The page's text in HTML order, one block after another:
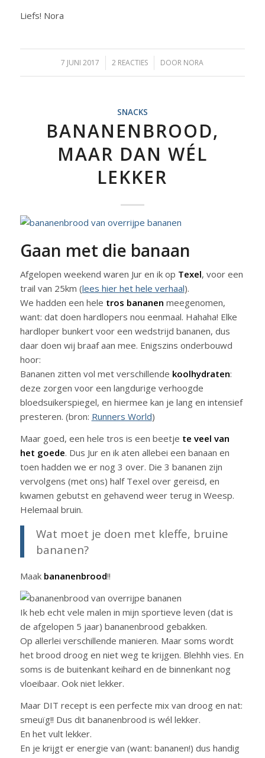
Liefs! Nora
7 JUNI 2017
/ 2 REACTIES
/ DOOR NORA
SNACKS
BANANENBROOD,
MAAR DAN WÉL
LEKKER
Gaan met die banaan
Afgelopen weekend waren Jur en ik op Texel, voor een
trail van 25km (lees hier het hele verhaal).
We hadden een hele tros bananen meegenomen,
want: dat doen hardlopers nou eenmaal. Hahaha! Elke
hardloper bunkert voor een wedstrijd bananen, dus
daar doen wij braaf aan mee. Enigszins onderbouwd
hoor:
Bananen zitten vol met verschillende koolhydraten:
deze zorgen voor een langdurige verhoogde
bloedsuikerspiegel, en hiermee kan je lang en intensief
presteren. (bron: Runners World)
Maar goed, een hele tros is een beetje te veel van
het goede. Dus Jur en ik aten allebei een banaan en
toen hadden we er nog 3 over. Die 3 bananen zijn
vervolgens (met ons) half Texel over gereisd, en
kwamen gebutst en gehavend weer terug in Weesp.
Helemaal bruin.
Wat moet je doen met kleffe, bruine
bananen?
Maak bananenbrood!!
Ik heb echt vele malen in mijn sportieve leven (dat is
de afgelopen 5 jaar) bananenbrood gebakken.
Op allerlei verschillende manieren. Maar soms wordt
het brood droog en niet weg te krijgen. Blehhh vies. En
soms is de buitenkant keihard en de binnenkant nog
vloeibaar. Ook niet lekker.
Maar DIT recept is een perfecte mix van droog en nat:
smeuïg!! Dus dit bananenbrood is wél lekker.
En het vult lekker.
En je krijgt er energie van (want: bananen!) dus handig